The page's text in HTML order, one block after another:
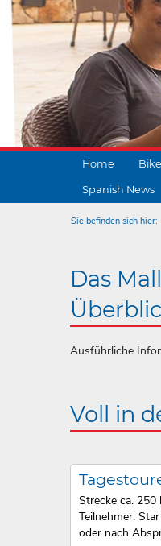
Home
Spanish News
Sie befinden sich hier:
Das
Ausführliche
Voll in
Strecke ca.
Teilnehmer.
oder nach